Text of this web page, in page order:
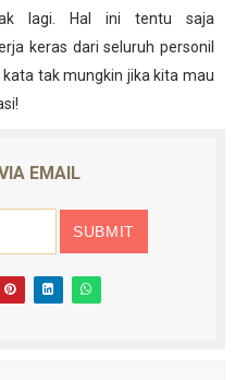
lagi. Hal ini tentu saja
keras dari seluruh personil
tak mungkin jika kita mau
EMAIL